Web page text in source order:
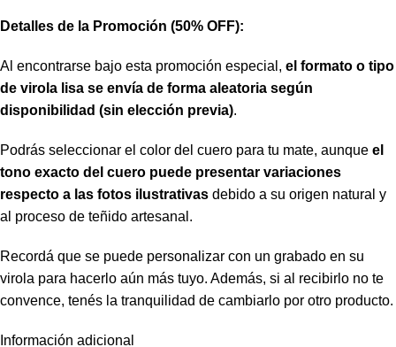
Detalles de la Promoción (50% OFF):
Al encontrarse bajo esta promoción especial, el formato o tipo
de virola lisa se envía de forma aleatoria según
disponibilidad (sin elección previa).
Podrás seleccionar el color del cuero para tu mate, aunque el
tono exacto del cuero puede presentar variaciones
respecto a las fotos ilustrativas debido a su origen natural y
al proceso de teñido artesanal.
Recordá que se puede personalizar con un grabado en su
virola para hacerlo aún más tuyo. Además, si al recibirlo no te
convence, tenés la tranquilidad de cambiarlo por otro producto.
Información adicional